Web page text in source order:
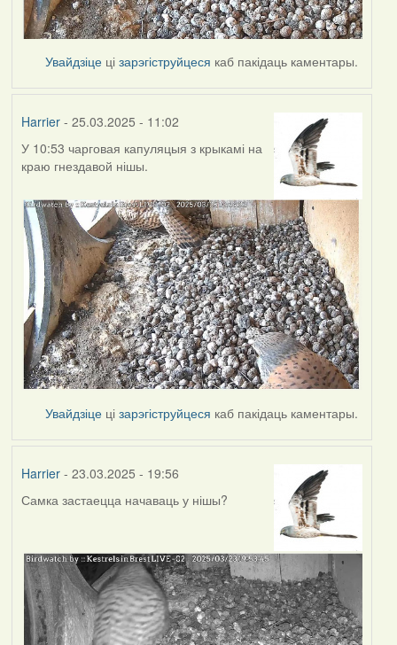
Увайдзіце цізарэгіструйцеся каб пакідаць каментары.
Harrier- 25.03.2025 - 11:02
У 10:53 чарговая капуляцыя з крыкамі на
краю гнездавой нішы.
Увайдзіце цізарэгіструйцеся каб пакідаць каментары.
Harrier- 23.03.2025 - 19:56
Самка застаецца начаваць у нішы?